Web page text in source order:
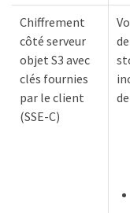
Chiffrement
côté serveur
objet S3 avec
clés fournies
par le client
(SSE-C)